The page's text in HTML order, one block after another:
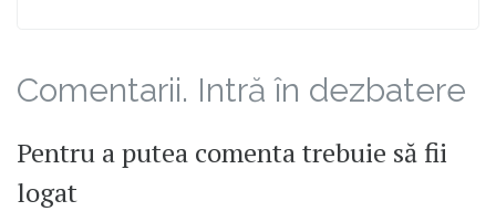
Comentarii. Intră în dezbatere
Pentru a putea comenta trebuie să fii
logat